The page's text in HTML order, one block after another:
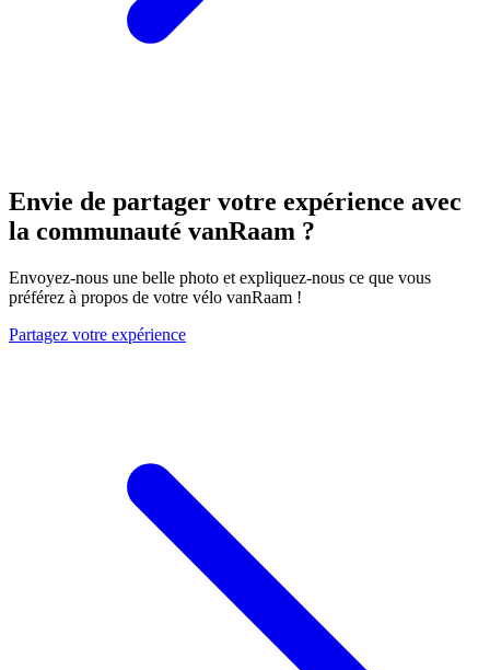
Envie de partager votre expérience avec
la communauté vanRaam ?
Envoyez-nous une belle photo et expliquez-nous ce que vous
préférez à propos de votre vélo vanRaam !
Partagez votre expérience